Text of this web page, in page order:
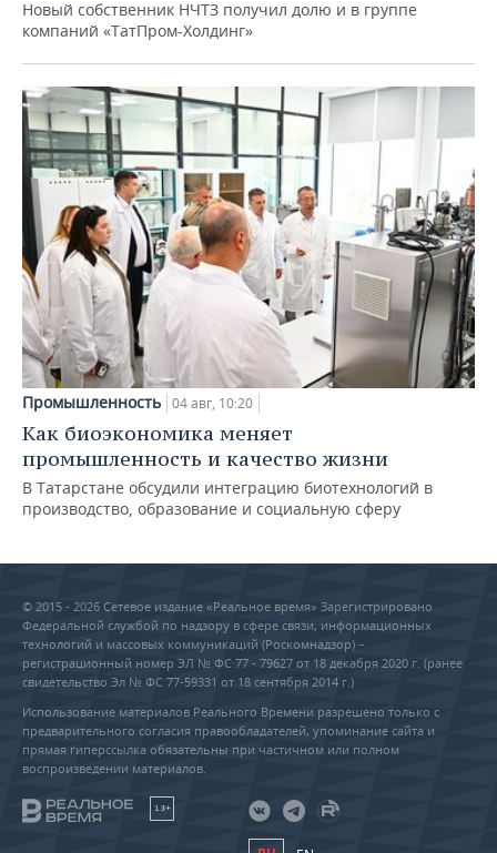
Новый собственник НЧТЗ получил долю и в группе
компаний «ТатПром-Холдинг»
Промышленность 04 авг, 10:20
Как биоэкономика меняет
промышленность и качество жизни
В Татарстане обсудили интеграцию биотехнологий в
производство, образование и социальную сферу
© 2015 - 2026 Сетевое издание «Реальное время» Зарегистрировано
Федеральной службой по надзору в сфере связи, информационных
технологий и массовых коммуникаций (Роскомнадзор) –
регистрационный номер ЭЛ № ФС 77 - 79627 от 18 декабря 2020 г. (ранее
свидетельство Эл № ФС 77-59331 от 18 сентября 2014 г.)
Использование материалов Реального Времени разрешено только с
предварительного согласия правообладателей, упоминание сайта и
прямая гиперссылка обязательны при частичном или полном
воспроизведении материалов.
18+